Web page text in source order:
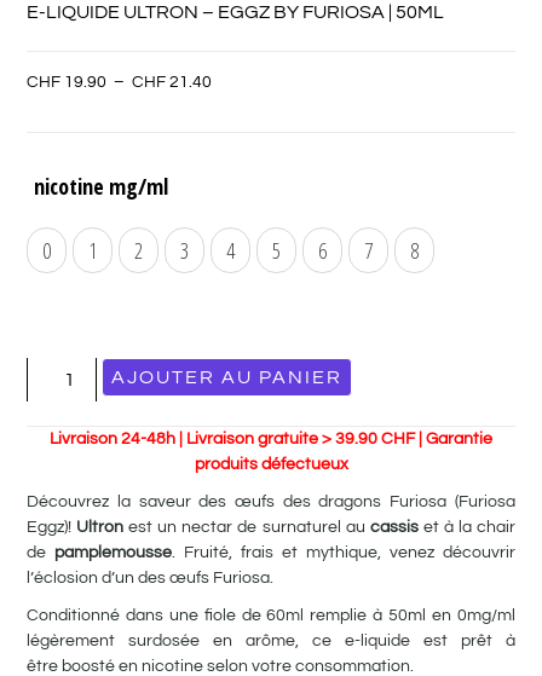
E-LIQUIDE ULTRON – EGGZ BY FURIOSA | 50ML
CHF 19.90 – CHF 21.40
nicotine mg/ml
0 1 2 3 4 5 6 7 8
AJOUTER AU PANIER
Livraison 24-48h | Livraison gratuite > 39.90 CHF | Garantie
produits défectueux
Découvrez la saveur des œufs des dragons Furiosa (Furiosa
Eggz)! Ultron est un nectar de surnaturel au cassiset à la chair
de pamplemousse . Fruité, frais et mythique, venez découvrir
l’éclosion d’un des œufs Furiosa.
Conditionné dans une fiole de 60ml remplie à 50ml en 0mg/ml
légèrement surdosée en arôme, ce e-liquide est prêt à
être boosté en nicotine selon votre consommation.